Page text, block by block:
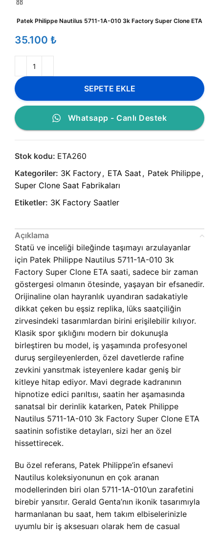
Patek Philippe Nautilus 5711-1A-010 3k Factory Super Clone ETA
₺
SEPETE EKLE
Whatsapp - Canlı Destek
Stok kodu: ETA260
Kategoriler: 3K Factory, ETA Saat , Patek Philippe,
Super Clone Saat Fabrikaları
Etiketler: 3K Factory Saatler
Açıklama
Statü ve inceliği bileğinde taşımayı arzulayanlar
için Patek Philippe Nautilus 5711-1A-010 3k
Factory Super Clone ETA saati, sadece bir zaman
göstergesi olmanın ötesinde, yaşayan bir efsanedir.
Orijinaline olan hayranlık uyandıran sadakatiyle
dikkat çeken bu eşsiz replika, lüks saatçiliğin
zirvesindeki tasarımlardan birini erişilebilir kılıyor.
Klasik spor şıklığını modern bir dokunuşla
birleştiren bu model, iş yaşamında profesyonel
duruş sergileyenlerden, özel davetlerde rafine
zevkini yansıtmak isteyenlere kadar geniş bir
kitleye hitap ediyor. Mavi degrade kadranının
hipnotize edici parıltısı, saatin her aşamasında
sanatsal bir derinlik katarken, Patek Philippe
Nautilus 5711-1A-010 3k Factory Super Clone ETA
saatinin sofistike detayları, sizi her an özel
hissettirecek.
Bu özel referans, Patek Philippe’in efsanevi
Nautilus koleksiyonunun en çok aranan
modellerinden biri olan 5711-1A-010’un zarafetini
birebir yansıtır. Gerald Genta’nın ikonik tasarımıyla
harmanlanan bu saat, hem takım elbiselerinizle
uyumlu bir iş aksesuarı olarak hem de casual